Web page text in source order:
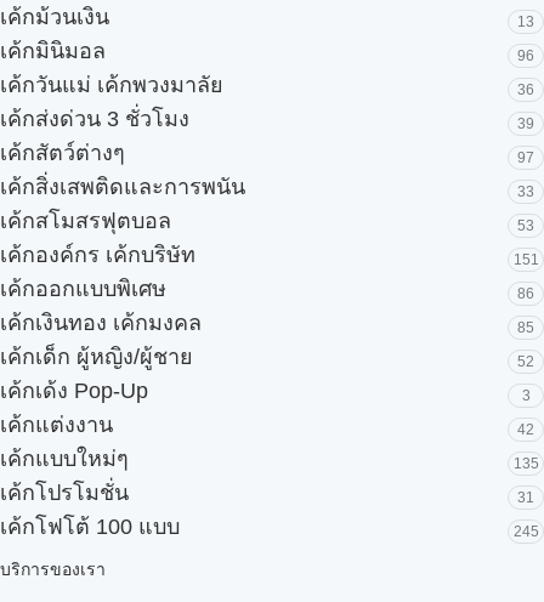
เค้กม้วนเงิน 13
เค้กมินิมอล 96
เค้กวันแม่ เค้กพวงมาลัย 36
เค้กส่งด่วน 3 ชั่วโมง 39
เค้กสัตว์ต่างๆ 97
เค้กสิ่งเสพติดและการพนัน 33
เค้กสโมสรฟุตบอล 53
เค้กองค์กร เค้กบริษัท 151
เค้กออกแบบพิเศษ 86
เค้กเงินทอง เค้กมงคล 85
เค้กเด็ก ผู้หญิง/ผู้ชาย 52
เค้กเด้ง Pop-Up 3
เค้กแต่งงาน 42
เค้กแบบใหม่ๆ 135
เค้กโปรโมชั่น 31
เค้กโฟโต้ 100 แบบ 245
บริการของเรา